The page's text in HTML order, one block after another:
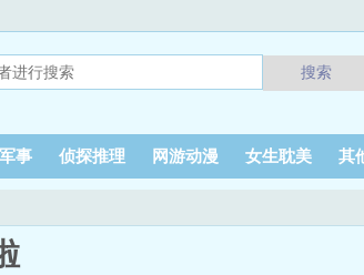
搜索
事 侦探推理 网游动漫 女生耽美 其